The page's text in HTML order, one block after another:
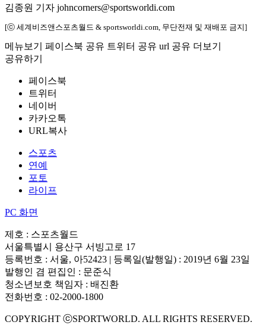
김종원 기자 johncorners@sportsworldi.com
[ⓒ 세계비즈앤스포츠월드 & sportsworldi.com, 무단전재 및 재배포 금지]
메뉴보기 페이스북 공유 트위터 공유 url 공유 더보기
공유하기
페이스북
트위터
네이버
카카오톡
URL복사
스포츠
연예
포토
라이프
PC 화면
제호 : 스포츠월드
서울특별시 용산구 서빙고로 17
등록번호 : 서울, 아52423 | 등록일(발행일) : 2019년 6월 23일
발행인 겸 편집인 : 문준식
청소년보호 책임자 : 배진환
전화번호 : 02-2000-1800
COPYRIGHT ⓒSPORTWORLD. ALL RIGHTS RESERVED.